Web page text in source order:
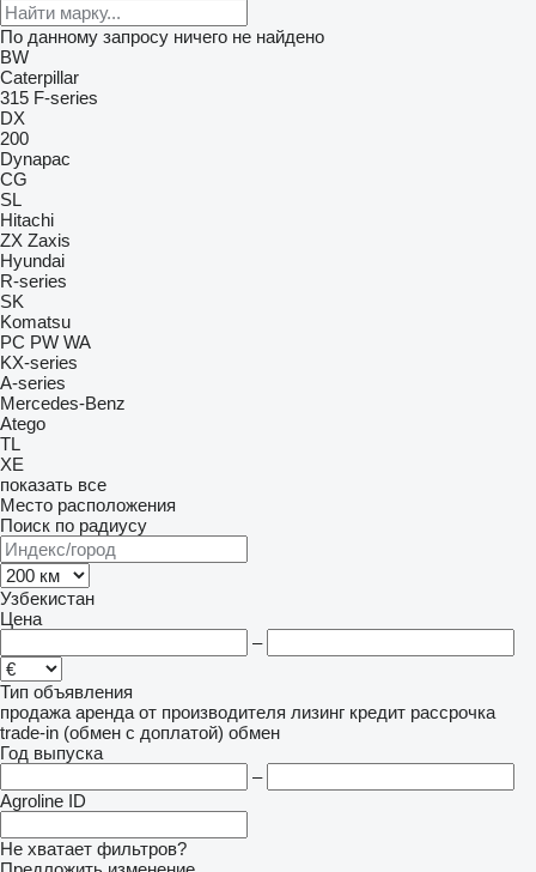
По данному запросу ничего не найдено
BW
Caterpillar
315 F-series
DX
200
Dynapac
CG
SL
Hitachi
ZX Zaxis
Hyundai
R-series
SK
Komatsu
PC PW WA
KX-series
A-series
Mercedes-Benz
Atego
TL
XE
показать все
Место расположения
Поиск по радиусу
Узбекистан
Цена
–
Тип объявления
продажа аренда от производителя лизинг кредит рассрочка
trade-in (обмен с доплатой) обмен
Год выпуска
–
Agroline ID
Не хватает фильтров?